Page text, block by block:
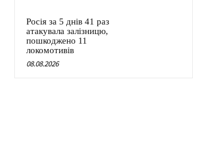
Росія за 5 днів 41 раз
атакувала залізницю,
пошкоджено 11
локомотивів
08.08.2026